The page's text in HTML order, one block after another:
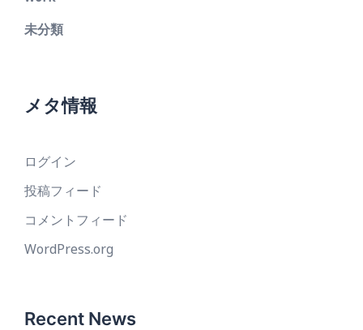
未分類
メタ情報
ログイン
投稿フィード
コメントフィード
WordPress.org
Recent News